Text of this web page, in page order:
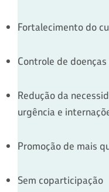
Fortalecimento do
Controle de
Redução da
urgência e
Promoção de mais
Sem coparticipação